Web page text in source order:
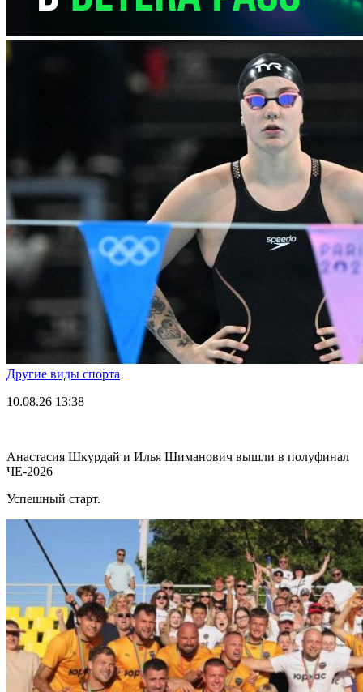
Другие виды спорта
10.08.26 13:38
Анастасия Шкурдай и Илья Шиманович вышли в полуфинал
ЧЕ-2026
Успешный старт.